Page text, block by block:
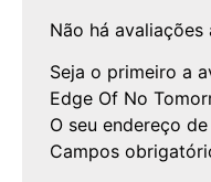
Não há avaliações
Seja o primeiro a
Edge Of No
O seu endereço
Campos